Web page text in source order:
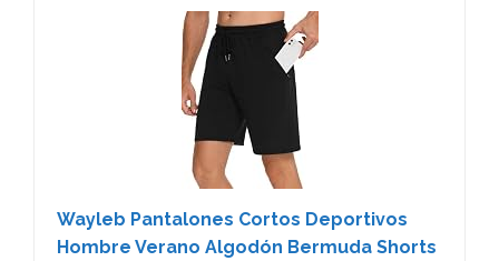
Wayleb Pantalones Cortos Deportivos
Hombre Verano Algodón Bermuda Shorts